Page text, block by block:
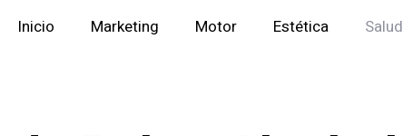
Inicio Marketing Motor Estética Salud